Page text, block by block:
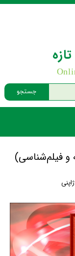
جستجو
و فیلم‌شناسی)